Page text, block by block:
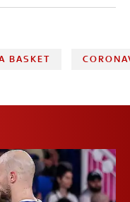
BASKET